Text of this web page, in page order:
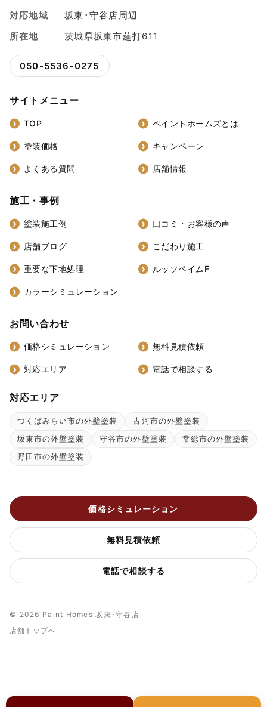
対応地域
坂東･守谷店周辺
所在地
茨城県坂東市莚打611
050-5536-0275
サイトメニュー
TOP ペイントホームズとは
塗装価格 キャンペーン
よくある質問 店舗情報
施工・事例
塗装施工例 口コミ・お客様の声
店舗ブログ こだわり施工
重要な下地処理 ルッソペイムF
カラーシミュレーション
お問い合わせ
価格シミュレーション 無料見積依頼
対応エリア 電話で相談する
対応エリア
つくばみらい市の外壁塗装
古河市の外壁塗装
坂東市の外壁塗装
守谷市の外壁塗装
常総市の外壁塗装
野田市の外壁塗装
価格シミュレーション
無料見積依頼
電話で相談する
© 2026 Paint Homes 坂東･守谷店
店舗トップへ